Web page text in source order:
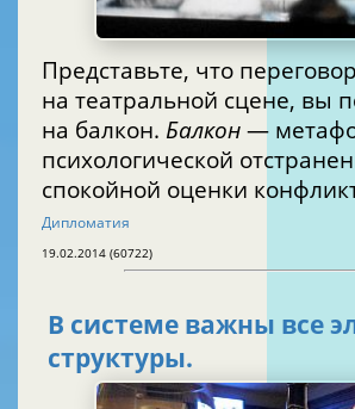
Представьте, что переговоры проходят
на театральной сцене, вы
на балкон. Балкон —
психологической
спокойной оценки
Дипломатия
19.02.2014 (60722)
В системе важны все
структуры.